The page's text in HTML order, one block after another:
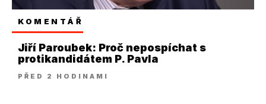
KOMENTÁŘ
Jiří Paroubek: Proč nepospíchat s
protikandidátem P. Pavla
PŘED 2 HODINAMI